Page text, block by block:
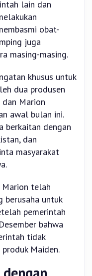
lain dan
obat-
juga
masing-masing.
khusus untuk
dua produsen
Marion
awal bulan ini.
berkaitan dengan
dan
masyarakat
Marion telah
berusaha untuk
pemerintah
bahwa
tidak
Maiden.